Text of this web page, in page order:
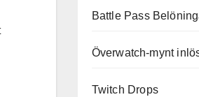
Battle Pass
Överwatch-mynt
Twitch Drops